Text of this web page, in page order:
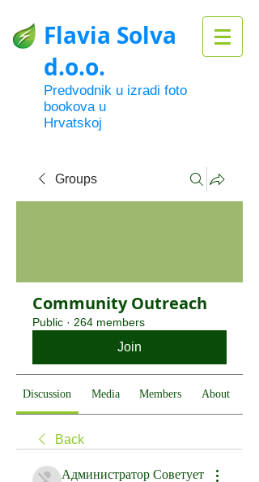
Flavia Solva
d.o.o.
Predvodnik u izradi foto
bookova u
Hrvatskoj
Groups
Community Outreach
Public · 264 members
Join
Discussion Media Members About
Back
Администратор Советует